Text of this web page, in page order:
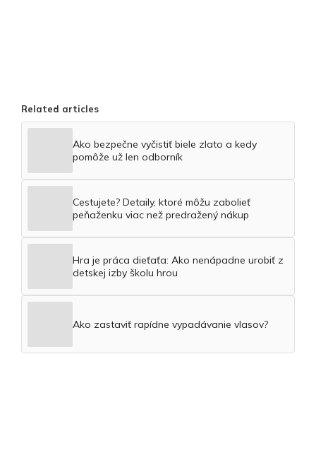
Related articles
Ako bezpečne vyčistiť biele zlato a kedy
pomôže už len odborník
Cestujete? Detaily, ktoré môžu zabolieť
peňaženku viac než predražený nákup
Hra je práca dieťaťa: Ako nenápadne urobiť z
detskej izby školu hrou
Ako zastaviť rapídne vypadávanie vlasov?